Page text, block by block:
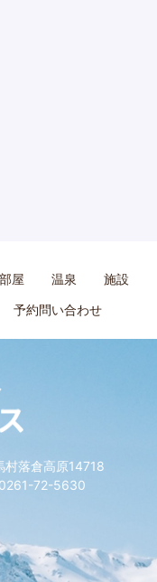
屋 温泉
施設
予約問い合わせ
落倉高原14718
72-5630